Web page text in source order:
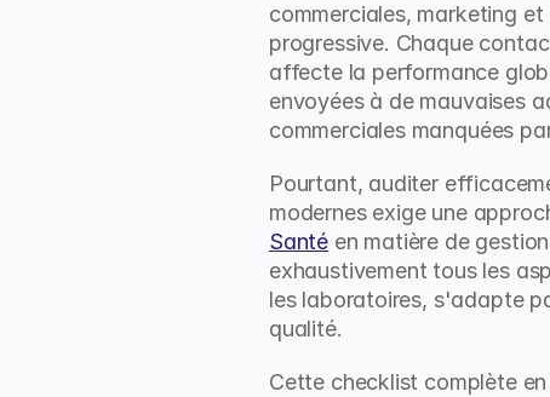
commerciales, marketing
progressive. Chaque
affecte la performance
envoyées à de mauvaises
commerciales manquées
Pourtant, auditer
modernes exige une
Santé en matière de
exhaustivement tous les
les laboratoires, s'adapte
qualité.
Cette checklist complète